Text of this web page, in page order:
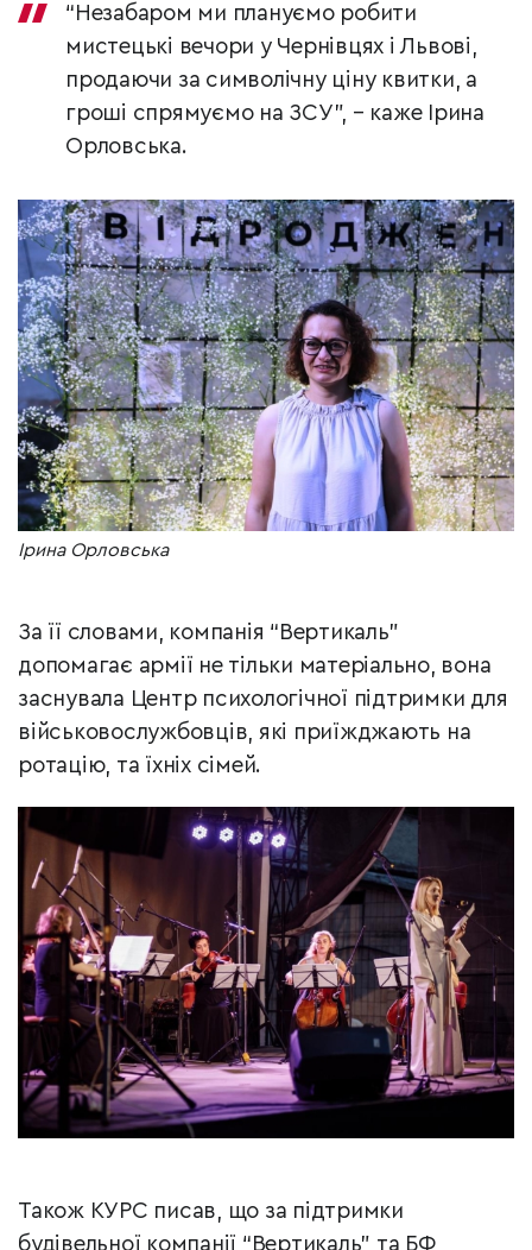
“Незабаром ми плануємо робити
мистецькі вечори у Чернівцях і Львові,
продаючи за символічну ціну квитки, а
гроші спрямуємо на ЗСУ”, – каже Ірина
Орловська.
Ірина Орловська
За її словами, компанія “Вертикаль”
допомагає армії не тільки матеріально, вона
заснувала Центр психологічної підтримки для
військовослужбовців, які приїжджають на
ротацію, та їхніх сімей.
Також КУРС писав, що за підтримки
будівельної компанії “Вертикаль” та БФ